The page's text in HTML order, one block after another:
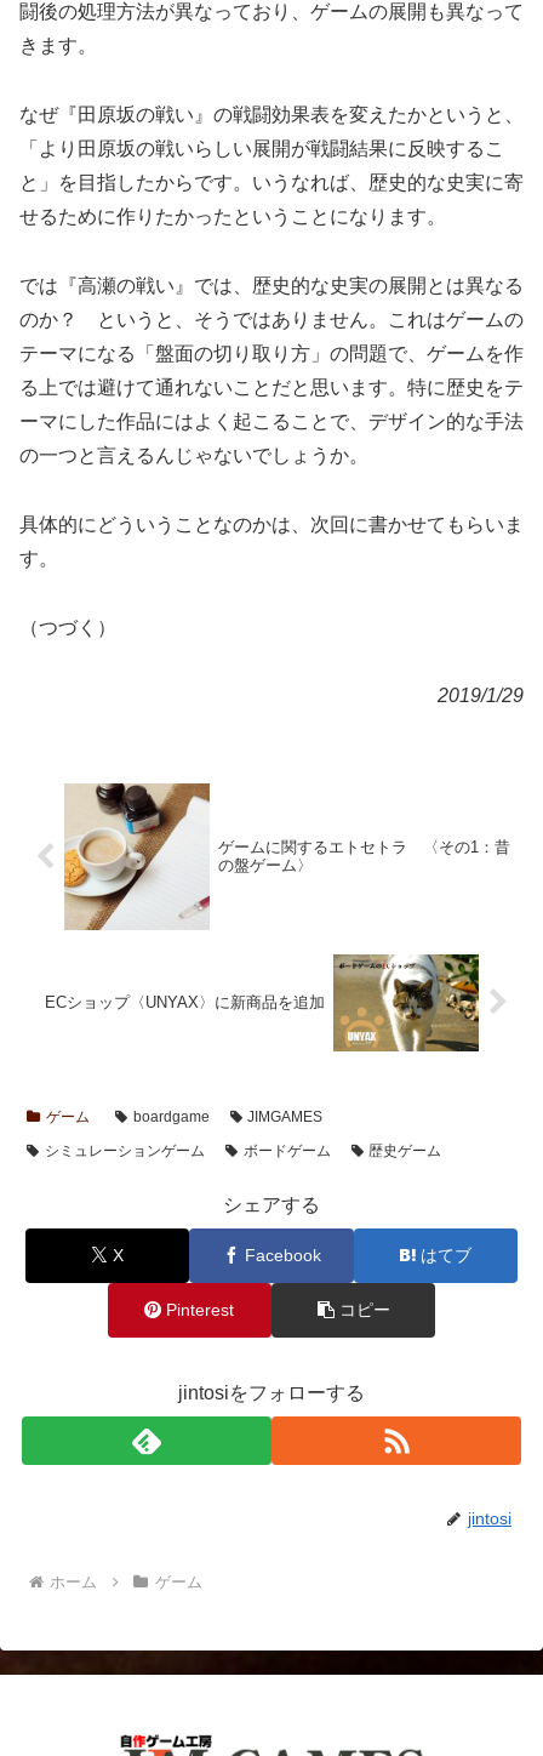
闘後の処理方法が異なっており、ゲームの展開も異なって
きます。
なぜ『田原坂の戦い』の戦闘効果表を変えたかというと、
「より田原坂の戦いらしい展開が戦闘結果に反映するこ
と」を目指したからです。いうなれば、歴史的な史実に寄
せるために作りたかったということになります。
では『高瀬の戦い』では、歴史的な史実の展開とは異なる
のか？ というと、そうではありません。これはゲームの
テーマになる「盤面の切り取り方」の問題で、ゲームを作
る上では避けて通れないことだと思います。特に歴史をテ
ーマにした作品にはよく起こることで、デザイン的な手法
の一つと言えるんじゃないでしょうか。
具体的にどういうことなのかは、次回に書かせてもらいま
す。
（つづく）
2019/1/29
ゲームに関するエトセトラ 〈その1：昔
の盤ゲーム〉
ECショップ〈UNYAX〉に新商品を追加
ゲーム boardgame
JIMGAMES
シミュレーションゲーム
ボードゲーム 歴史ゲーム
シェアする
X Facebook はてブ
Pinterest コピー
jintosiをフォローする
jintosi
ホーム ゲーム